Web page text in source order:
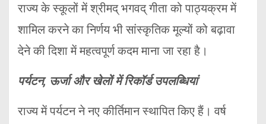
राज्य के स्कूलों में श्रीमद् भगवद् गीता को पाठ्यक्रम में
शामिल करने का निर्णय भी सांस्कृतिक मूल्यों को बढ़ावा
देने की दिशा में महत्वपूर्ण कदम माना जा रहा है।
पर्यटन, ऊर्जा और खेलों में रिकॉर्ड उपलब्धियां
राज्य में पर्यटन ने नए कीर्तिमान स्थापित किए हैं। वर्ष